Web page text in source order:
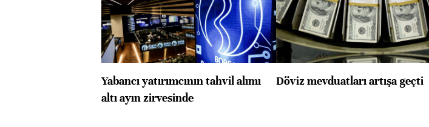
Yabancı yatırımcının tahvil alımı
altı ayın zirvesinde
Döviz mevduatları artışa geçti